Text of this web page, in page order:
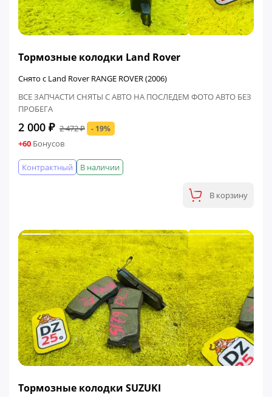
Тормозные колодки Land Rover
Снято с Land Rover RANGE ROVER (2006)
ВСЕ ЗАПЧАСТИ СНЯТЫ С АВТО НА ПОСЛЕДЕМ ФОТО АВТО БЕЗ
ПРОБЕГА
2 000 ₽ 2 472 ₽ - 19%
+60 Бонусов
В наличии
Контрактный
В корзину
Тормозные колодки SUZUKI